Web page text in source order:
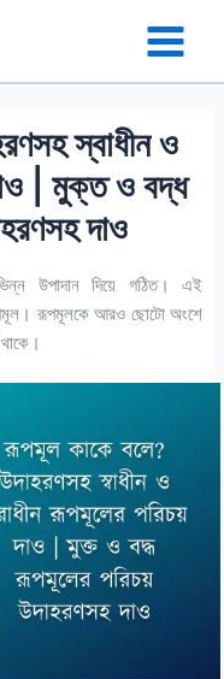
স্বাধীন ও
| মুক্ত ও বদ্ধ
দাও
উপাদান দিয়ে গঠিত। এই
রূপমূলকে আরও ছোটো অংশে